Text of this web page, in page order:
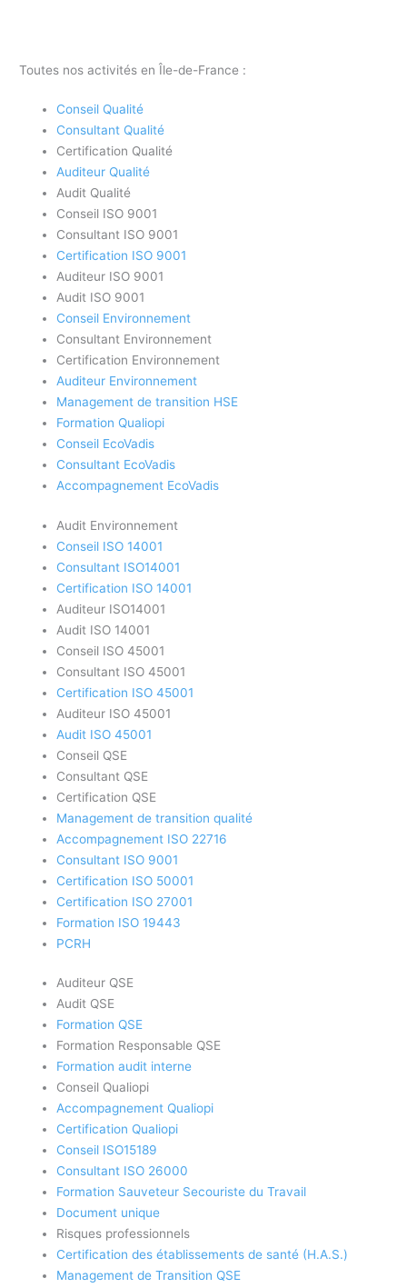
Toutes nos activités en Île-de-France :
Conseil Qualité
Consultant Qualité
Certification Qualité
Auditeur Qualité
Audit Qualité
Conseil ISO 9001
Consultant ISO 9001
Certification ISO 9001
Auditeur ISO 9001
Audit ISO 9001
Conseil Environnement
Consultant Environnement
Certification Environnement
Auditeur Environnement
Management de transition HSE
Formation Qualiopi
Conseil EcoVadis
Consultant EcoVadis
Accompagnement EcoVadis
Audit Environnement
Conseil ISO 14001
Consultant ISO14001
Certification ISO 14001
Auditeur ISO14001
Audit ISO 14001
Conseil ISO 45001
Consultant ISO 45001
Certification ISO 45001
Auditeur ISO 45001
Audit ISO 45001
Conseil QSE
Consultant QSE
Certification QSE
Management de transition qualité
Accompagnement ISO 22716
Consultant ISO 9001
Certification ISO 50001
Certification ISO 27001
Formation ISO 19443
PCRH
Auditeur QSE
Audit QSE
Formation QSE
Formation Responsable QSE
Formation audit interne
Conseil Qualiopi
Accompagnement Qualiopi
Certification Qualiopi
Conseil ISO15189
Consultant ISO 26000
Formation Sauveteur Secouriste du Travail
Document unique
Risques professionnels
Certification des établissements de santé (H.A.S.)
Management de Transition QSE